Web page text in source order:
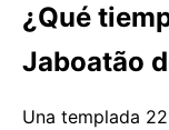
¿Qué
Jaboatão
Una templada